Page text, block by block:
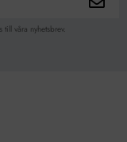
våra nyhetsbrev.